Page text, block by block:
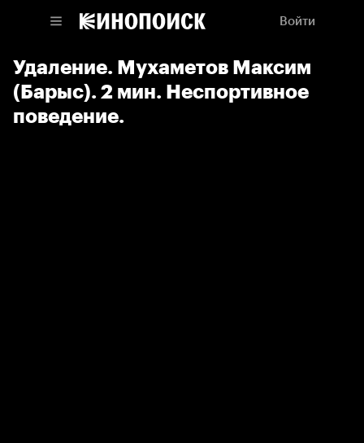
Войти
Удаление. Мухаметов Максим
(Барыс). 2 мин. Неспортивное
поведение.